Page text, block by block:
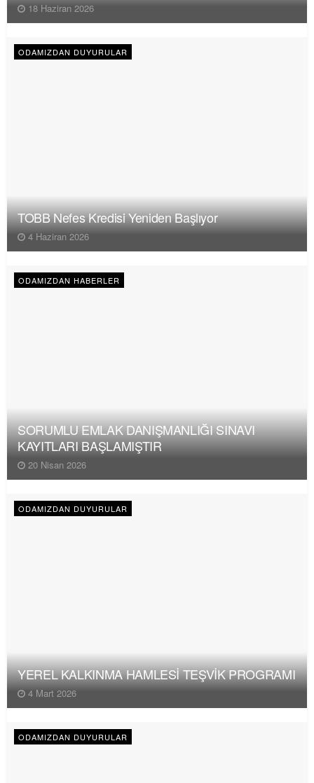
18 Haziran 2026
ODAMIZDAN DUYURULAR
TOBB Nefes Kredisi Yeniden Başlıyor
4 Haziran 2026
ODAMIZDAN HABERLER
SORUMLU EMLAK DANIŞMANLIĞI SINAVI
KAYITLARI BAŞLAMIŞTIR
20 Nisan 2026
ODAMIZDAN DUYURULAR
YEREL KALKINMA HAMLESİ TEŞVİK PROGRAMI
4 Mart 2026
ODAMIZDAN DUYURULAR